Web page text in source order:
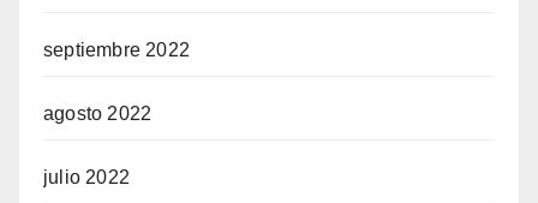
septiembre 2022
agosto 2022
julio 2022